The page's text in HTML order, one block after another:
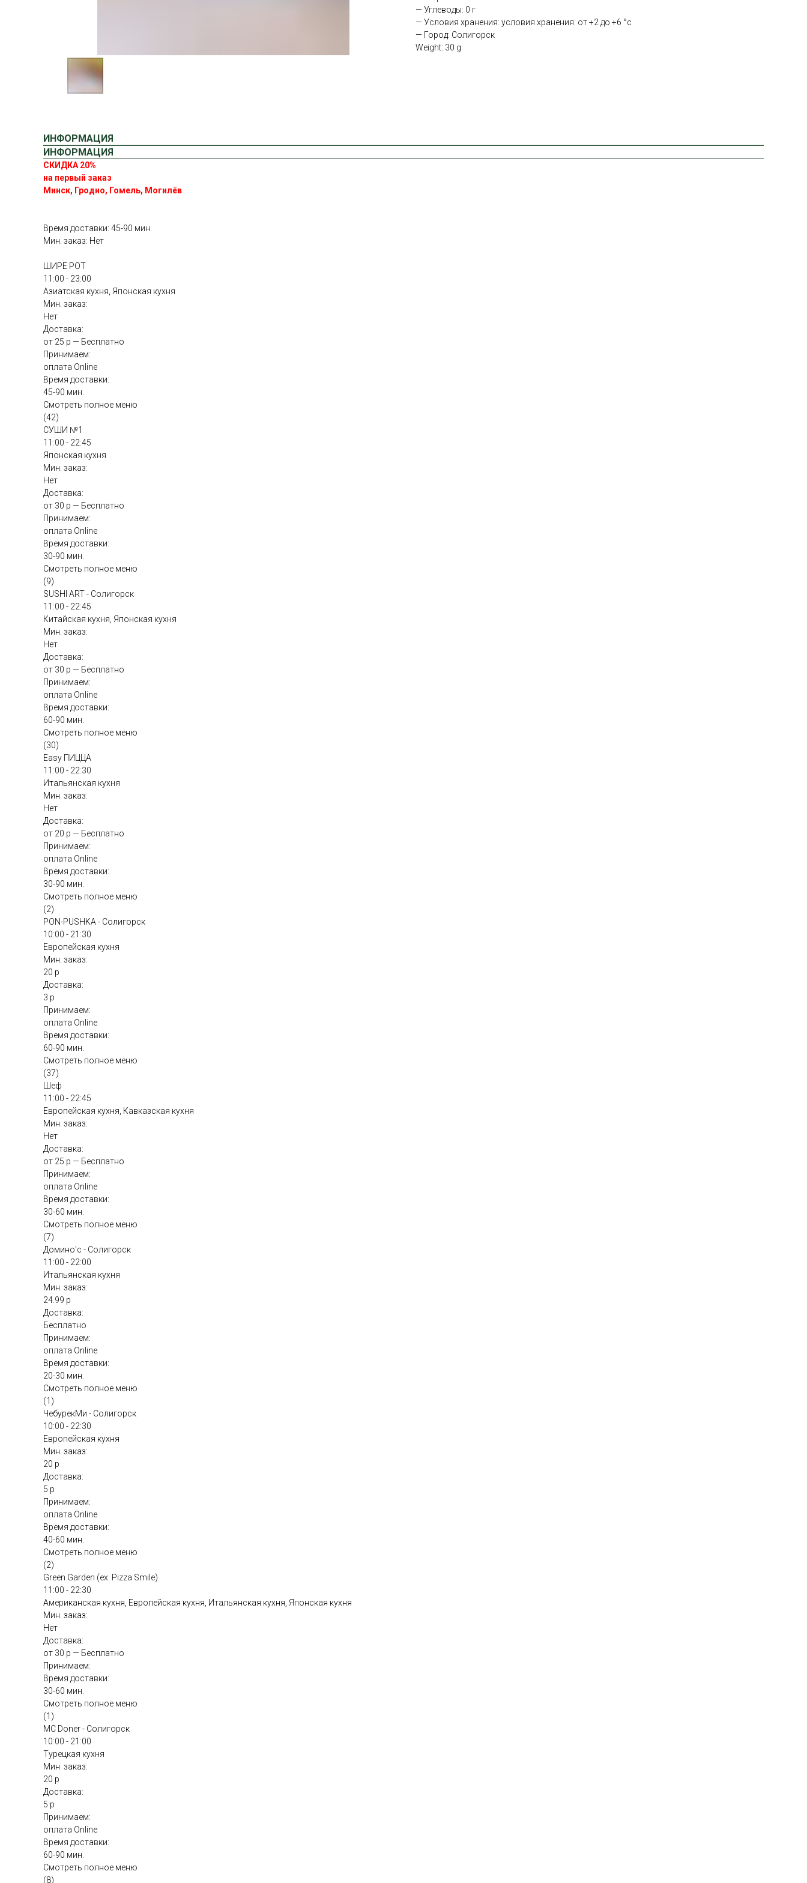
— Углеводы: 0 г
— Условия хранения: условия хранения: от +2 до +6 °с
— Город: Солигорск
Weight: 30 g
ИНФОРМАЦИЯ
ИНФОРМАЦИЯ
СКИДКА 20%
на первый заказ
Минск, Гродно, Гомель, Могилёв
Время доставки: 45-90 мин.
Мин. заказ: Нет
ШИРЕ РОТ
11:00 - 23:00
Азиатская кухня, Японская кухня
Мин. заказ:
Нет
Доставка:
от 25 р — Бесплатно
Принимаем:
оплата Online
Время доставки:
45-90 мин.
Смотреть полное меню
(42)
СУШИ №1
11:00 - 22:45
Японская кухня
Мин. заказ:
Нет
Доставка:
от 30 р — Бесплатно
Принимаем:
оплата Online
Время доставки:
30-90 мин.
Смотреть полное меню
(9)
SUSHI ART - Солигорск
11:00 - 22:45
Китайская кухня, Японская кухня
Мин. заказ:
Нет
Доставка:
от 30 р — Бесплатно
Принимаем:
оплата Online
Время доставки:
60-90 мин.
Смотреть полное меню
(30)
Easy ПИЦЦА
11:00 - 22:30
Итальянская кухня
Мин. заказ:
Нет
Доставка:
от 20 р — Бесплатно
Принимаем:
оплата Online
Время доставки:
30-90 мин.
Смотреть полное меню
(2)
PON-PUSHKA - Солигорск
10:00 - 21:30
Европейская кухня
Мин. заказ:
20 р
Доставка:
3 р
Принимаем:
оплата Online
Время доставки:
60-90 мин.
Смотреть полное меню
(37)
Шеф
11:00 - 22:45
Европейская кухня, Кавказская кухня
Мин. заказ:
Нет
Доставка:
от 25 р — Бесплатно
Принимаем:
оплата Online
Время доставки:
30-60 мин.
Смотреть полное меню
(7)
Домино'с - Солигорск
11:00 - 22:00
Итальянская кухня
Мин. заказ:
24.99 р
Доставка:
Бесплатно
Принимаем:
оплата Online
Время доставки:
20-30 мин.
Смотреть полное меню
(1)
ЧебурекМи - Солигорск
10:00 - 22:30
Европейская кухня
Мин. заказ:
20 р
Доставка:
5 р
Принимаем:
оплата Online
Время доставки:
40-60 мин.
Смотреть полное меню
(2)
Green Garden (ex. Pizza Smile)
11:00 - 22:30
Американская кухня, Европейская кухня, Итальянская кухня, Японская кухня
Мин. заказ:
Нет
Доставка:
от 30 р — Бесплатно
Принимаем:
Время доставки:
30-60 мин.
Смотреть полное меню
(1)
MC Doner - Солигорск
10:00 - 21:00
Турецкая кухня
Мин. заказ:
20 р
Доставка:
5 р
Принимаем:
оплата Online
Время доставки:
60-90 мин.
Смотреть полное меню
(8)